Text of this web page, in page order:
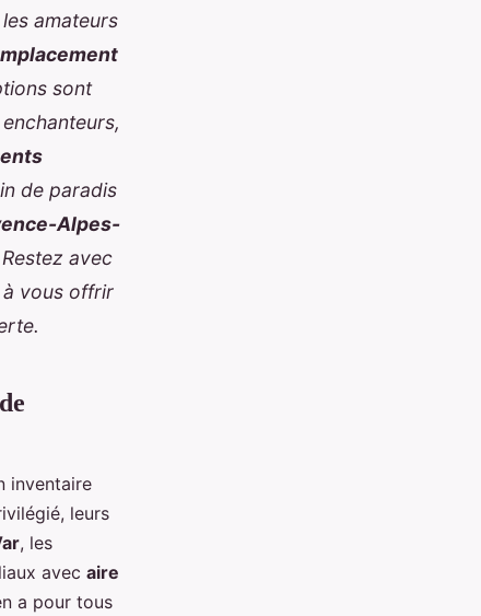
amateurs
sont
de paradis
Alpes-
avec
à vous offrir
inventaire
leurs
, les
avec aire
a pour tous